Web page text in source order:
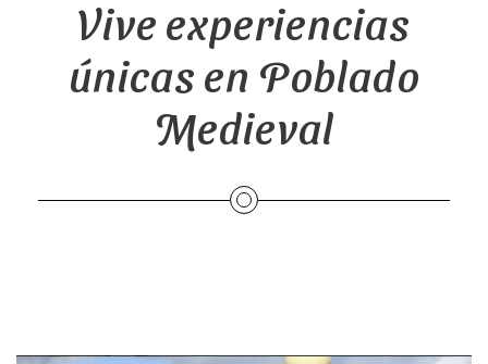
Vive experiencias
únicas en Poblado
Medieval